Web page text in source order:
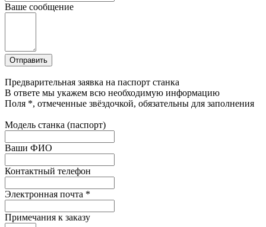
Ваше сообщение
Предварительная заявка на паспорт станка
В ответе мы укажем всю необходимую информацию
Поля *, отмеченные звёздочкой, обязательны для заполнения
Модель станка (паспорт)
Ваши ФИО
Контактный телефон
Электронная почта *
Примечания к заказу